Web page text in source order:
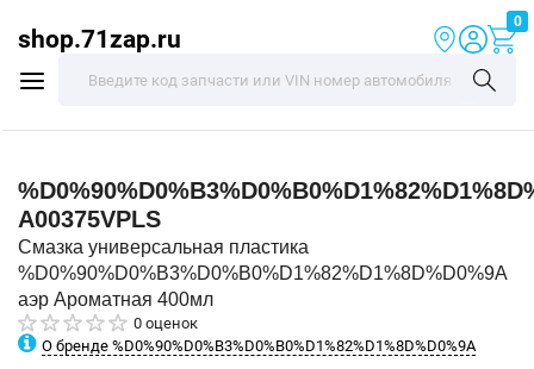
shop.71zap.ru
0
A00375VPLS
Смазка универсальная пластика
%D0%90%D0%B3%D0%B0%D1%82%D1%8D%D0%9A
аэр Ароматная 400мл
0 оценок
О бренде %D0%90%D0%B3%D0%B0%D1%82%D1%8D%D0%9A